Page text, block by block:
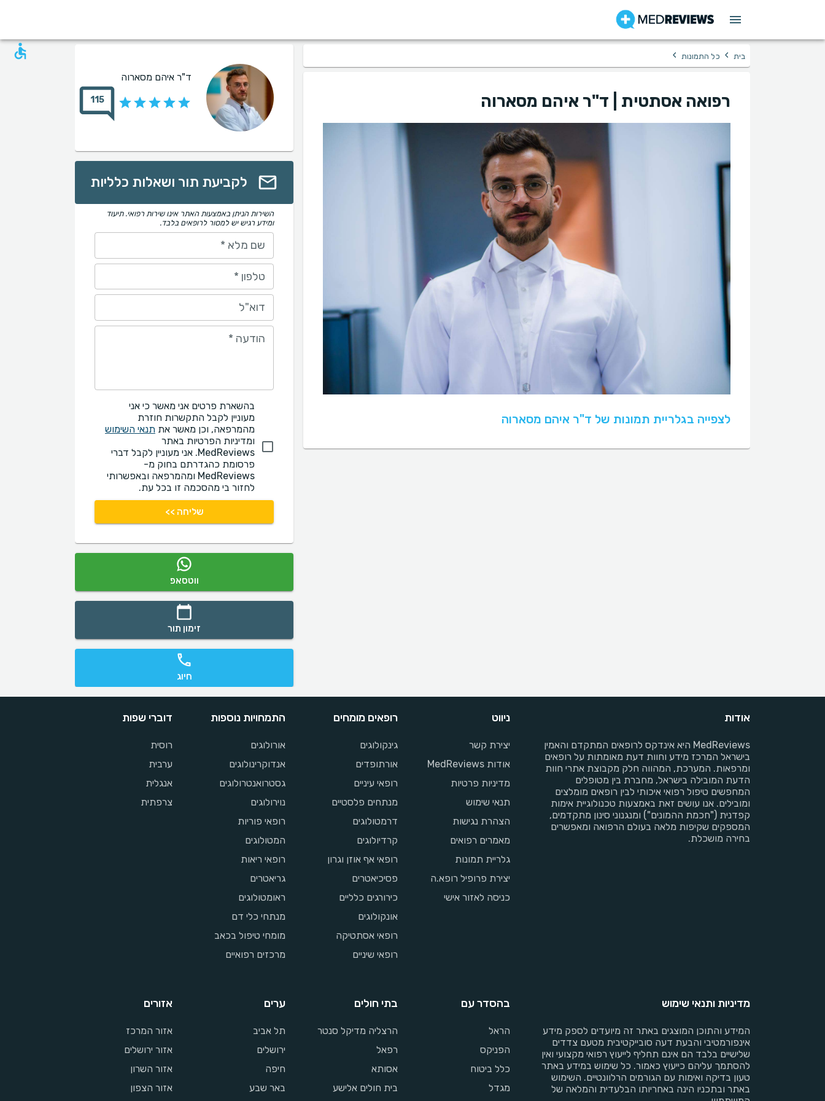
בית › כל התמונות ›
רפואה אסתטית | ד"ר איהם מסארוה
לצפייה בגלריית תמונות של ד"ר איהם מסארוה
ד"ר איהם מסארוה
115
לקביעת תור ושאלות כלליות
השירות הניתן באמצעות האתר אינו שירות רפואי. תיעוד
ומידע רגיש יש למסור לרופאים בלבד.
שם מלא *
טלפון *
דוא"ל
הודעה *
בהשארת פרטים אני מאשר כי אני
מעוניין לקבל התקשרות חוזרת
מהמרפאה, וכן מאשר את תנאי השימוש
ומדיניות הפרטיות באתר
MedReviews. אני מעוניין לקבל דברי
פרסומת כהגדרתם בחוק מ-
MedReviews ומהמרפאה ובאפשרותי
לחזור בי מהסכמה זו בכל עת.
שליחה >>
ווטסאפ
זימון תור
חיוג
אודות
MedReviews היא אינדקס לרופאים המתקדם והאמין
בישראל המרכז מידע וחוות דעת מאומתות על רופאים
ומרפאות. המערכת, המהווה חלק מקבוצת אתרי חוות
הדעת המובילה בישראל, מחברת בין מטופלים
המחפשים טיפול רפואי איכותי לבין רופאים מומלצים
ומובילים. אנו עושים זאת באמצעות טכנולוגיית אימות
קפדנית ("חכמת ההמונים") ומנגנוני סינון מתקדמים,
המספקים שקיפות מלאה בעולם הרפואה ומאפשרים
בחירה מושכלת.
ניווט
יצירת קשר
אודות MedReviews
מדיניות פרטיות
תנאי שימוש
הצהרת נגישות
מאמרים רפואים
גלריית תמונות
יצירת פרופיל רופא.ה
כניסה לאזור אישי
רופאים מומחים
גינקולוגים
אורתופדים
רופאי עיניים
מנתחים פלסטיים
דרמטולוגים
קרדיולוגים
רופאי אף אוזן וגרון
פסיכיאטרים
כירורגים כלליים
אונקולוגים
רופאי אסתטיקה
רופאי שיניים
התמחויות נוספות
אורולוגים
אנדוקרינולוגים
גסטרואנטרולוגים
נוירולוגים
רופאי פוריות
המטולוגים
רופאי ריאות
גריאטרים
ראומטולוגים
מנתחי כלי דם
מומחי טיפול בכאב
מרכזים רפואיים
דוברי שפות
רוסית
ערבית
אנגלית
צרפתית
מדיניות ותנאי שימוש
המידע והתוכן המוצגים באתר זה מיועדים לספק מידע
אינפורמטיבי והבעת דעה סובייקטיבית מטעם צדדים
שלישיים בלבד הם אינם תחליף לייעוץ רפואי מקצועי ואין
להסתמך עליהם כייעוץ כאמור. כל שימוש במידע באתר
טעון בדיקה ואימות עם הגורמים הרלוונטיים. השימוש
באתר ובתכניו הינה באחריותו הבלעדית והמלאה של
בהסדר עם
הראל
הפניקס
כלל ביטוח
מגדל
בתי חולים
הרצליה מדיקל סנטר
רפאל
אסותא
בית חולים אלישע
ערים
תל אביב
ירושלים
חיפה
באר שבע
אזורים
אזור המרכז
אזור ירושלים
אזור השרון
אזור הצפון